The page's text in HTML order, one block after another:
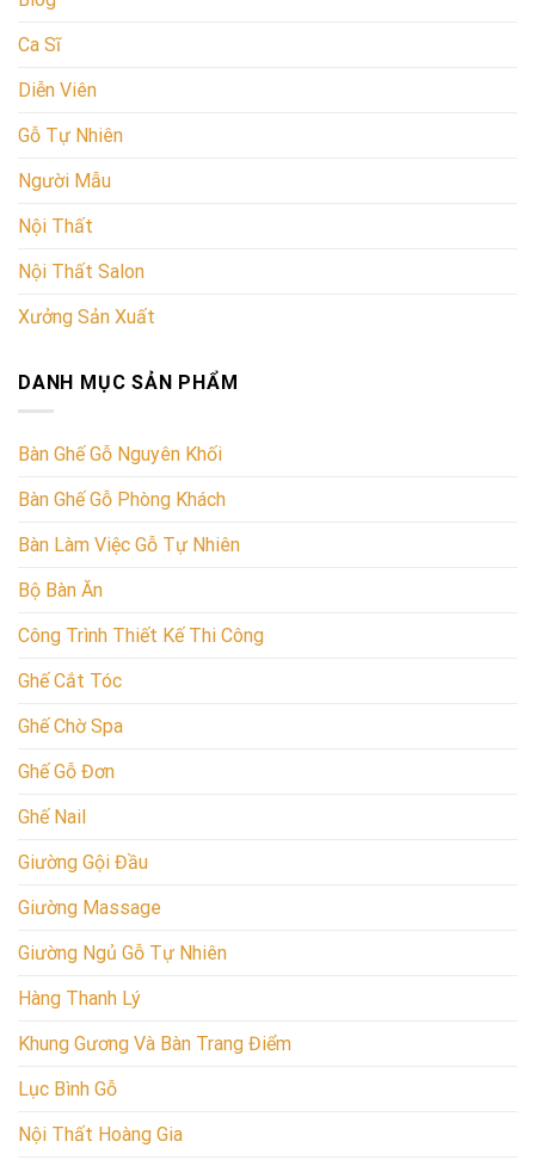
Ca Sĩ
Diễn Viên
Gỗ Tự Nhiên
Người Mẫu
Nội Thất
Nội Thất Salon
Xưởng Sản Xuất
DANH MỤC SẢN PHẨM
Bàn Ghế Gỗ Nguyên Khối
Bàn Ghế Gỗ Phòng Khách
Bàn Làm Việc Gỗ Tự Nhiên
Bộ Bàn Ăn
Công Trình Thiết Kế Thi Công
Ghế Cắt Tóc
Ghế Chờ Spa
Ghế Gỗ Đơn
Ghế Nail
Giường Gội Đầu
Giường Massage
Giường Ngủ Gỗ Tự Nhiên
Hàng Thanh Lý
Khung Gương Và Bàn Trang Điểm
Lục Bình Gỗ
Nội Thất Hoàng Gia